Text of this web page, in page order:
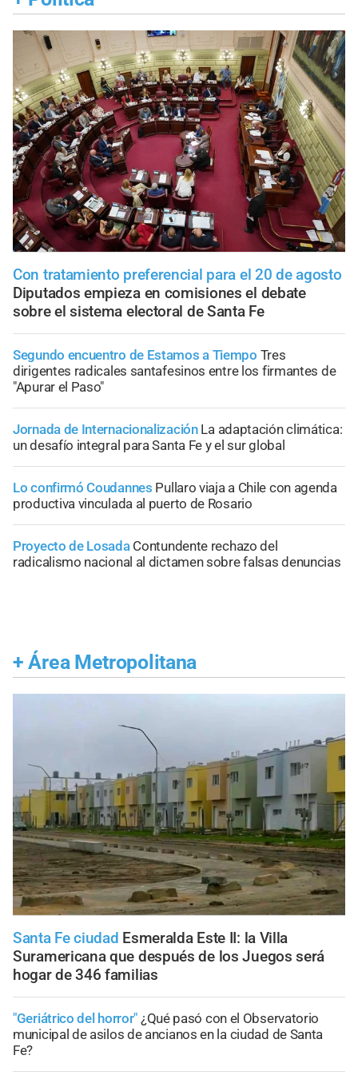
Con tratamiento preferencial para el 20 de agosto
Diputados empieza en comisiones el debate
sobre el sistema electoral de Santa Fe
Segundo encuentro de Estamos a Tiempo Tres
dirigentes radicales santafesinos entre los firmantes de
"Apurar el Paso"
Jornada de Internacionalización La adaptación climática:
un desafío integral para Santa Fe y el sur global
Lo confirmó Coudannes Pullaro viaja a Chile con agenda
productiva vinculada al puerto de Rosario
Proyecto de Losada Contundente rechazo del
radicalismo nacional al dictamen sobre falsas denuncias
+ Área Metropolitana
Santa Fe ciudad Esmeralda Este II: la Villa
Suramericana que después de los Juegos será
hogar de 346 familias
"Geriátrico del horror" ¿Qué pasó con el Observatorio
municipal de asilos de ancianos en la ciudad de Santa
Fe?